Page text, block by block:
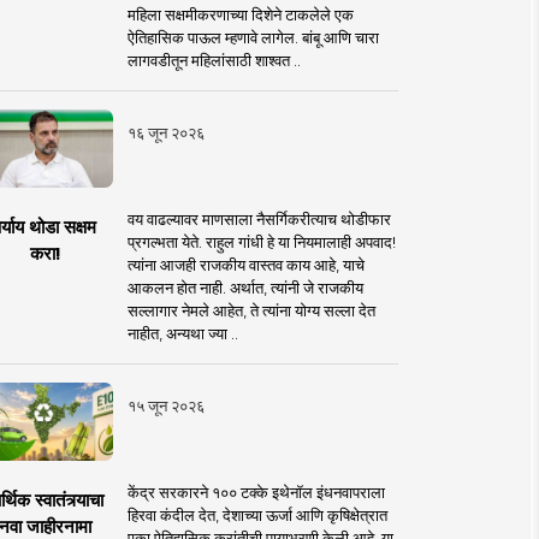
महिला सक्षमीकरणाच्या दिशेने टाकलेले एक
ऐतिहासिक पाऊल म्हणावे लागेल. बांबू आणि चारा
लागवडीतून महिलांसाठी शाश्वत ..
१६ जून २०२६
थोडा सक्षम
करा!
वय वाढल्यावर माणसाला नैसर्गिकरीत्याच थोडीफार
प्रगल्भता येते. राहुल गांधी हे या नियमालाही अपवाद!
त्यांना आजही राजकीय वास्तव काय आहे, याचे
आकलन होत नाही. अर्थात, त्यांनी जे राजकीय
सल्लागार नेमले आहेत, ते त्यांना योग्य सल्ला देत
नाहीत, अन्यथा ज्या ..
१५ जून २०२६
स्वातंत्र्याचा
जाहीरनामा
केंद्र सरकारने १०० टक्के इथेनॉल इंधनवापराला
हिरवा कंदील देत, देशाच्या ऊर्जा आणि कृषिक्षेत्रात